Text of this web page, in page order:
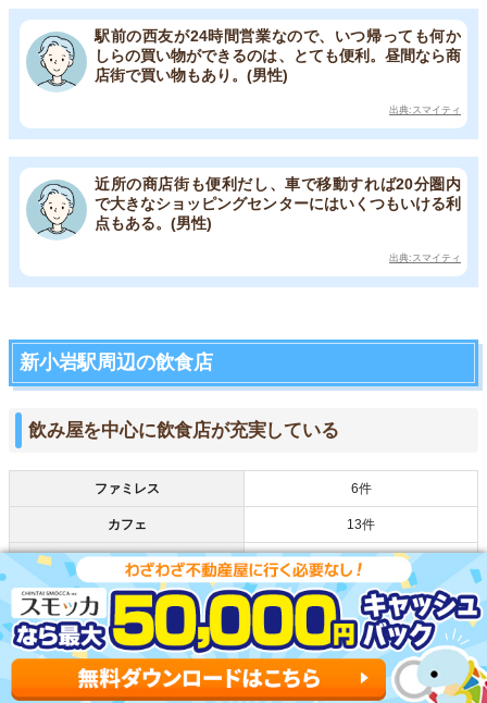
駅前の西友が24時間営業なので、いつ帰っても何か
しらの買い物ができるのは、とても便利。昼間なら商
店街で買い物もあり。(男性)
出典:スマイティ
近所の商店街も便利だし、車で移動すれば20分圏内
で大きなショッピングセンターにはいくつもいける利
点もある。(男性)
出典:スマイティ
新小岩駅周辺の飲食店
飲み屋を中心に飲食店が充実している
ファミレス 6件
カフェ 13件
ファストフード 19件
チェーン店から個人店まで様々なジャンルの飲食店があり
ます。居酒屋も多いので、お酒が好きな人にもおすすめで